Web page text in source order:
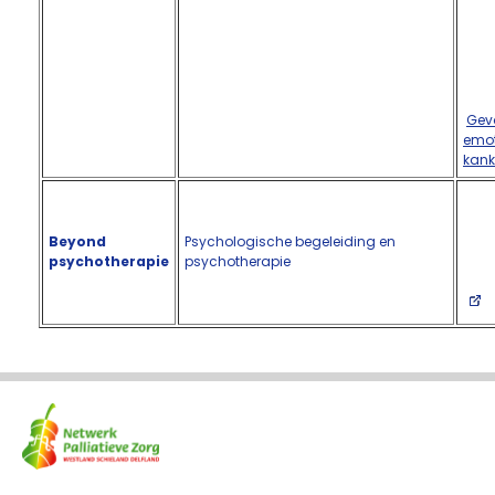
Beyond
psychotherapie
Psychologische begeleiding en
psychotherapie